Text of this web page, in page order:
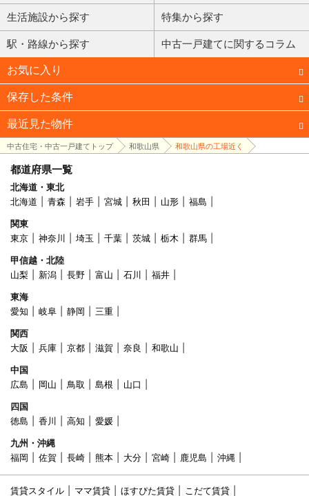
生活施設から探す 特集から探す
駅・路線から探す 中古一戸建てに関するコラム
お気に入り
保存した条件
最近見た物件
中古住宅・中古一戸建てトップ 和歌山県 和歌山県の工場近く
都道府県一覧
北海道・東北
北海道
青森 岩手 宮城 秋田 山形
福島
関東
東京
神奈川 埼玉 千葉 茨城 栃木
群馬
甲信越・北陸
山梨
新潟 長野 富山 石川
福井
東海
愛知
岐阜 静岡
三重
関西
大阪
兵庫 京都 滋賀 奈良
和歌山
中国
広島
岡山 鳥取 島根
山口
四国
徳島
香川 高知
愛媛
九州・沖縄
福岡
佐賀 長崎 熊本 大分 宮崎 鹿児島 沖縄
賃貸スタイル ママ賃貸 ほすぴた賃貸 こだて賃貸